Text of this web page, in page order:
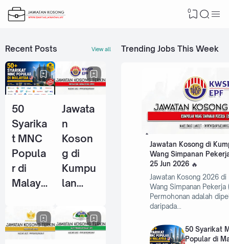
0
Recent Posts View all
50
Syarika
t MNC
Popula
r di
Malays
Selalu
Ambil
Jawata
n
Koson
g di
Kumpu
lan
Simpan
an
Trending Jobs This Week
Jawatan Kosong di
Wang Simpanan
25 Jun 2026
Jawatan Kosong 2026 di
Wang Simpanan Pekerja
Permohonan adalah
daripada…
50 Syarikat
Popular di